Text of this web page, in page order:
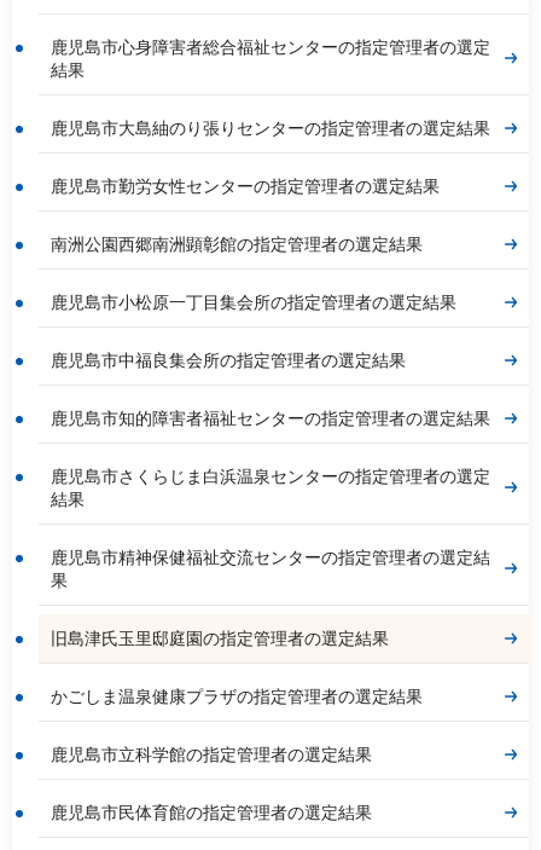
鹿児島市心身障害者総合福祉センターの指定管理者の選定
結果
鹿児島市大島紬のり張りセンターの指定管理者の選定結果
鹿児島市勤労女性センターの指定管理者の選定結果
南洲公園西郷南洲顕彰館の指定管理者の選定結果
鹿児島市小松原一丁目集会所の指定管理者の選定結果
鹿児島市中福良集会所の指定管理者の選定結果
鹿児島市知的障害者福祉センターの指定管理者の選定結果
鹿児島市さくらじま白浜温泉センターの指定管理者の選定
結果
鹿児島市精神保健福祉交流センターの指定管理者の選定結
果
旧島津氏玉里邸庭園の指定管理者の選定結果
かごしま温泉健康プラザの指定管理者の選定結果
鹿児島市立科学館の指定管理者の選定結果
鹿児島市民体育館の指定管理者の選定結果